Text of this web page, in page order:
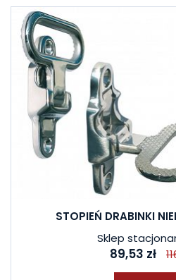
STOPIEŃ DRABINKI
Sklep
89,53 zł